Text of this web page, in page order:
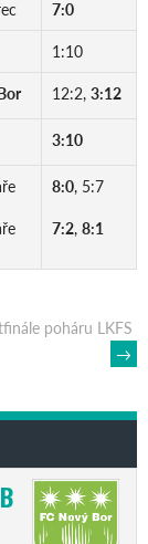
7:0
1:10
12:2, 3:12
3:10
8:0, 5:7
7:2, 8:1
poháru LKFS
→